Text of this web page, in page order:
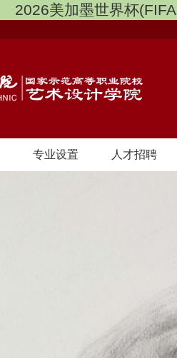
2026美加墨世界杯
专业设置 人才招聘